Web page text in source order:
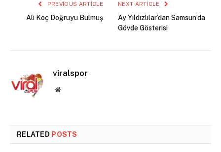
PREVIOUS ARTICLE
Ali Koç Doğruyu Bulmuş
NEXT ARTICLE
Ay Yıldızlılar’dan Samsun’da
Gövde Gösterisi
viralspor
Website
RELATED POSTS